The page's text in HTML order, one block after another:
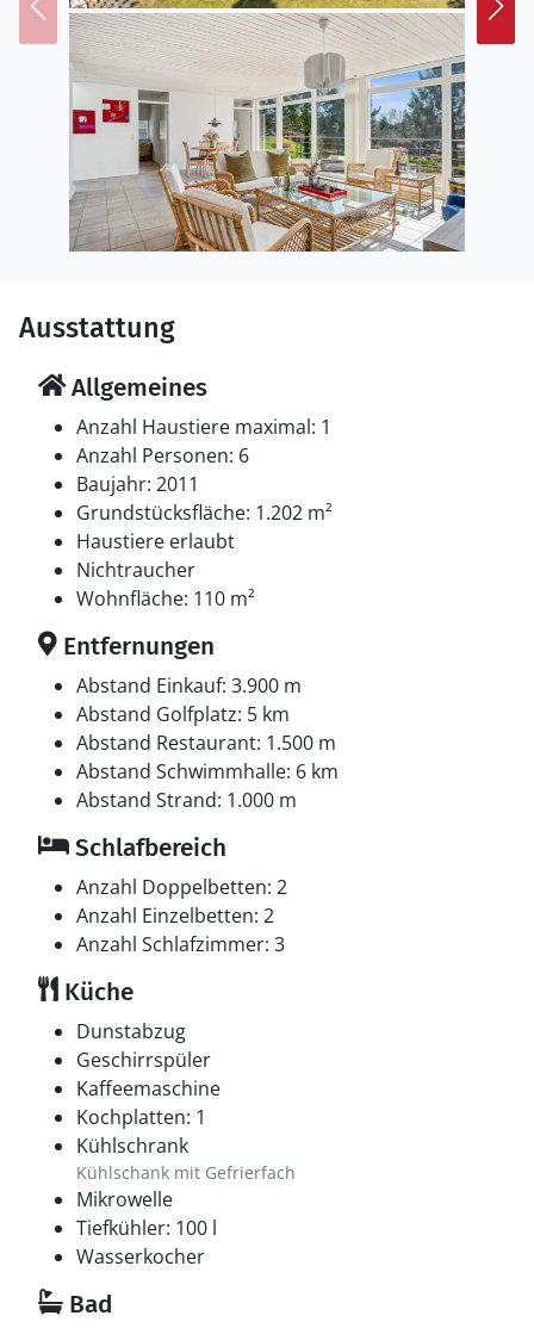
Ausstattung
Allgemeines
Anzahl Haustiere maximal: 1
Anzahl Personen: 6
Baujahr: 2011
Grundstücksfläche: 1.202 m²
Haustiere erlaubt
Nichtraucher
Wohnfläche: 110 m²
Entfernungen
Abstand Einkauf: 3.900 m
Abstand Golfplatz: 5 km
Abstand Restaurant: 1.500 m
Abstand Schwimmhalle: 6 km
Abstand Strand: 1.000 m
Schlafbereich
Anzahl Doppelbetten: 2
Anzahl Einzelbetten: 2
Anzahl Schlafzimmer: 3
Küche
Dunstabzug
Geschirrspüler
Kaffeemaschine
Kochplatten: 1
Kühlschrank
Kühlschank mit Gefrierfach
Mikrowelle
Tiefkühler: 100 l
Wasserkocher
Bad